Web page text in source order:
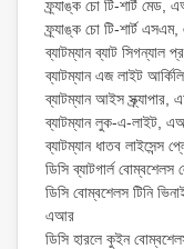
ফ্র্যাঙ্ক চো টি-শার্ট মেড,
ফ্র্যাঙ্ক চো টি-শার্ট
ব্যাটম্যান ব্যাট সিগন্যাল
ব্যাটম্যান এজ লাইট
ব্যাটম্যান আইস স্ক্র্যাপার,
ব্যাটম্যান লুক-এ-লাইট,
ব্যাটম্যান ধাতব লাইসেন্স
ডিসি ব্যাটগার্ল
ডিসি বোম্বশেলস টিনি
এআর
ডিসি হারলে কুইন